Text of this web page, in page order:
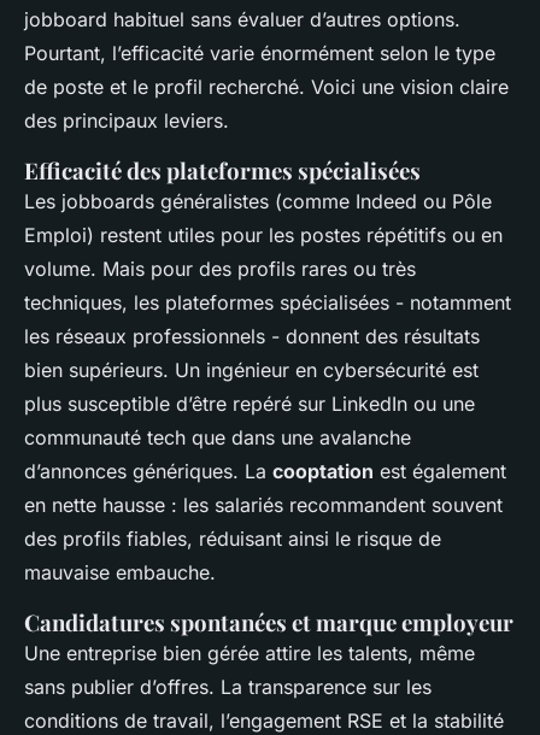
jobboard habituel sans évaluer d’autres options.
Pourtant, l’efficacité varie énormément selon le type
de poste et le profil recherché. Voici une vision claire
des principaux leviers.
Efficacité des plateformes spécialisées
Les jobboards généralistes (comme Indeed ou Pôle
Emploi) restent utiles pour les postes répétitifs ou en
volume. Mais pour des profils rares ou très
techniques, les plateformes spécialisées - notamment
les réseaux professionnels - donnent des résultats
bien supérieurs. Un ingénieur en cybersécurité est
plus susceptible d’être repéré sur LinkedIn ou une
communauté tech que dans une avalanche
d’annonces génériques. La cooptation est également
en nette hausse : les salariés recommandent souvent
des profils fiables, réduisant ainsi le risque de
mauvaise embauche.
Candidatures spontanées et marque employeur
Une entreprise bien gérée attire les talents, même
sans publier d’offres. La transparence sur les
conditions de travail, l’engagement RSE et la stabilité